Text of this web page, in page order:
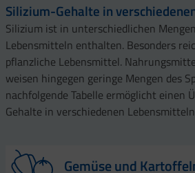
Silizium-Gehalte in
Silizium ist in unterschiedlichen
Lebensmitteln enthalten. Besonders
pflanzliche Lebensmittel.
weisen hingegen geringe Mengen des
nachfolgende Tabelle ermöglicht einen
Gehalte in verschiedenen
Gemüse und